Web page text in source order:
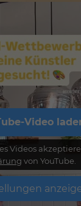
Video
Videos
von YouTube.